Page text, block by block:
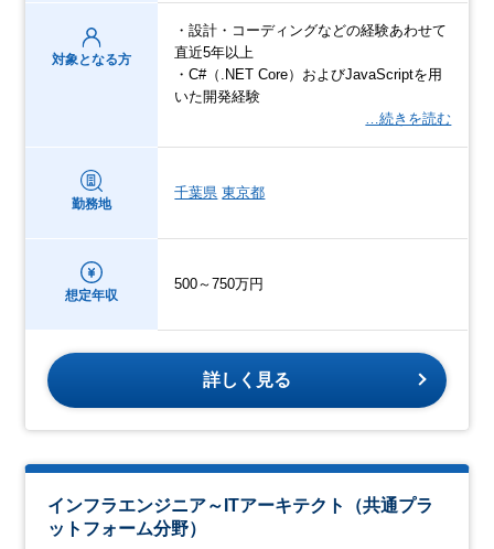
対象となる方
・設計・コーディングなどの経験あわせて
直近5年以上
・C#（.NET Core）およびJavaScriptを用
いた開発経験
…続きを読む
勤務地
千葉県 東京都
想定年収
500～750万円
詳しく見る
インフラエンジニア～ITアーキテクト（共通プラ
ットフォーム分野）